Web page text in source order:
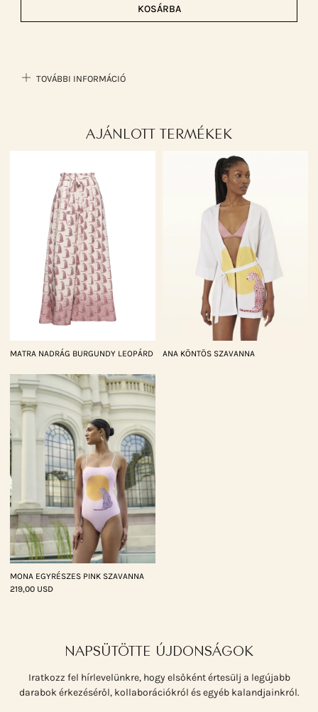
KOSÁRBA
TOVÁBBI INFORMÁCIÓ
AJÁNLOTT TERMÉKEK
MATRA NADRÁG BURGUNDY LEOPÁRD ANA KÖNTÖS SZAVANNA
MONA EGYRÉSZES PINK SZAVANNA
219,00 USD
NAPSÜTÖTTE ÚJDONSÁGOK
Iratkozz fel hírlevelünkre, hogy elsőként értesülj a legújabb
darabok érkezéséről, kollaborációkról és egyéb kalandjainkról.